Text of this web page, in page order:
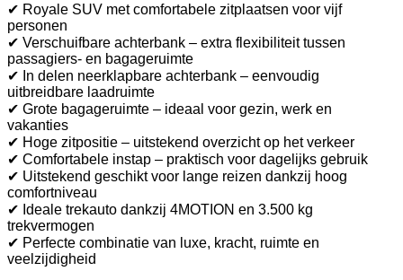
✔ Royale SUV met comfortabele zitplaatsen voor vijf
personen
✔ Verschuifbare achterbank – extra flexibiliteit tussen
passagiers- en bagageruimte
✔ In delen neerklapbare achterbank – eenvoudig
uitbreidbare laadruimte
✔ Grote bagageruimte – ideaal voor gezin, werk en
vakanties
✔ Hoge zitpositie – uitstekend overzicht op het verkeer
✔ Comfortabele instap – praktisch voor dagelijks gebruik
✔ Uitstekend geschikt voor lange reizen dankzij hoog
comfortniveau
✔ Ideale trekauto dankzij 4MOTION en 3.500 kg
trekvermogen
✔ Perfecte combinatie van luxe, kracht, ruimte en
veelzijdigheid